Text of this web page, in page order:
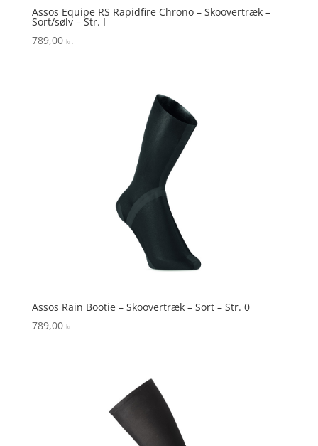
Assos Equipe RS Rapidfire Chrono – Skoovertræk –
Sort/sølv – Str. I
789,00 kr.
Assos Rain Bootie – Skoovertræk – Sort – Str. 0
789,00 kr.